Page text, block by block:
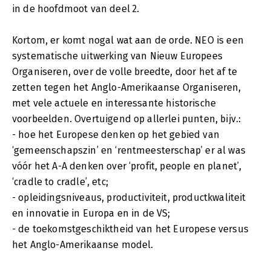
in de hoofdmoot van deel 2.
Kortom, er komt nogal wat aan de orde. NEO is een
systematische uitwerking van Nieuw Europees
Organiseren, over de volle breedte, door het af te
zetten tegen het Anglo-Amerikaanse Organiseren,
met vele actuele en interessante historische
voorbeelden. Overtuigend op allerlei punten, bijv.:
- hoe het Europese denken op het gebied van
‘gemeenschapszin’ en ‘rentmeesterschap’ er al was
vóór het A-A denken over ‘profit, people en planet’,
‘cradle to cradle’, etc;
- opleidingsniveaus, productiviteit, productkwaliteit
en innovatie in Europa en in de VS;
- de toekomstgeschiktheid van het Europese versus
het Anglo-Amerikaanse model.